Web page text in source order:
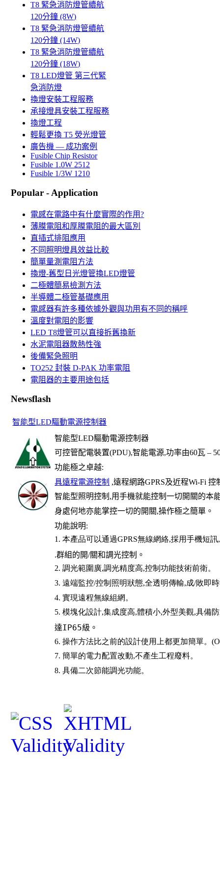
T8 緊急消防燈管續航
120分鐘 (8W)
T8 緊急消防燈管續航
120分鐘 (14W)
T8 緊急消防燈管續航
120分鐘 (18W)
T8 LED燈管 第三代緊
急消防燈
換燈安裝工程服務
承接燈具安裝工程服務
換燈工程
輕鬆更換 T5 熒光燈管
廣告機 — 成功案例
Fusible Chip Resistor
Fusible 1.0W 2512
Fusible 1/3W 1210
Popular - Application
電感在電路中有什麼實際的作用?
薄膜電阻和厚膜電阻的最大區別
直插式排阻應用
不同照明燈具效益比較
簡單量測電阻方法
換燈-舊型日光燈管換LED燈管
二極體簡易檢測方法
半導體二極管基礎應用
電感器有許多種依據外觀與功用有不同的稱呼
溫度對電阻的影響
LED T8燈管可以直接拆舊換新
水泥電阻器散熱性強
後備緊急照明
TO252 封裝 D-PAK 功率電阻
電阻器的主要用途包括
Newsflash
智能型LED驅動電源控制器
智能型LED驅動電源控制器
可控管配電裝置(PDU),智能電源,功率由60瓦 –
功能極之卓越:
具遠程電源控制 ,遠程網路GPRS及近程Wi-Fi控
智能型照明控制 ,用手機就能控制一切開關的本
身處何地亦能掌控一切的開關,操作極之簡單。
功能說明:
1. 本產品可以通過GPRS無線網絡,採用手機短訊,
.群組的開/關和調光控制。
2. 調光範圍廣,調光精度高,控制功能技術前衛。
3. 遠端監控/控制照明狀態,全透明傳輸,成/敗即
4. 實現遠程無線組網。
5. 模塊化設計,集成度高,體積小,外型美觀,具備
達IP65級。
6. 操作方法比之前的設計使用上都更加簡單。
7. 簡單的電力配置改動,不產生工程廢料。
8. 具備二次節能調光功能。